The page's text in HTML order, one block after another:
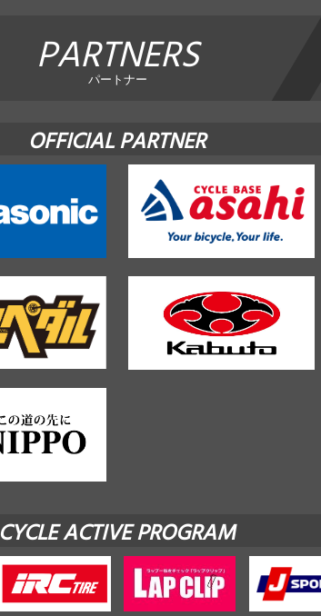
PARTNERS
パートナー
OFFICIAL PARTNER
CYCLE ACTIVE PROGRAM